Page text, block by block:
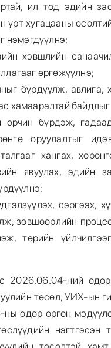
ил тод эдийн
урт хугацааны
нэмэгдүүлнэ;
хэвшлийн
өргөжүүлнэ;
бүрдүүлж, авлига,
хамааралтай байдлыг
орчин бүрдэж,
оруулалтыг
хангах,
явуулах, эдийн
сэргээх,
зөвшөөрлийн
төрийн
2026.06.04-ний
төсөл, УИХ-ын
өдөр өргөн
нэгтгэсэн